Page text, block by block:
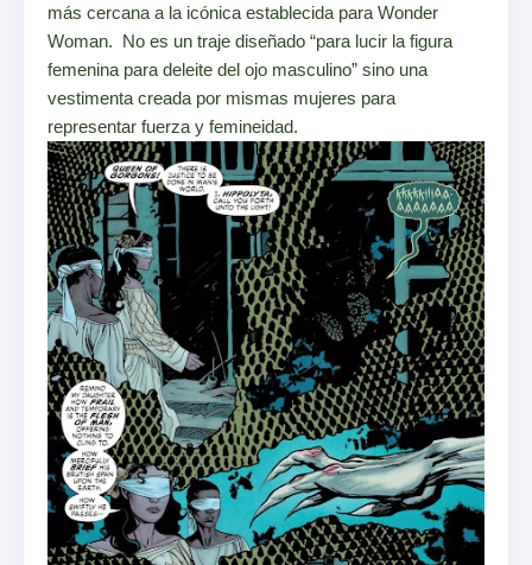
más cercana a la icónica establecida para Wonder
Woman. No es un traje diseñado “para lucir la figura
femenina para deleite del ojo masculino” sino una
vestimenta creada por mismas mujeres para
representar fuerza y femineidad.